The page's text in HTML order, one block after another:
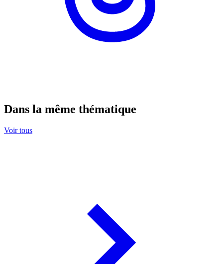
Dans la même thématique
Voir tous